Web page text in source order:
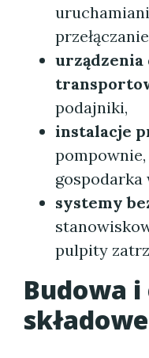
urządzenia
podajniki,
instalacje
gospodarka
systemy
pulpity
Budowa
składowe